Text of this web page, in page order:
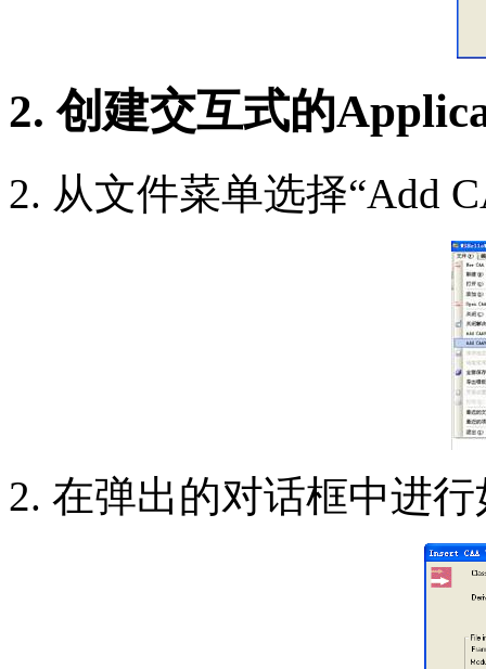
2. 创建交互式的
从文件菜单选择“Add
在弹出的对话框中进